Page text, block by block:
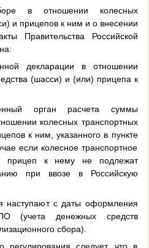
в отношении колесных
и прицепов к ним и о внесении
Правительства Российской
декларации в отношении
(шасси) и (или) прицепа к
орган расчета суммы
колесных транспортных
к ним, указанного в пункте
если колесное транспортное
прицеп к нему не подлежат
при ввозе в Российскую
наступают с даты оформления
(учета денежных средств
сбора).